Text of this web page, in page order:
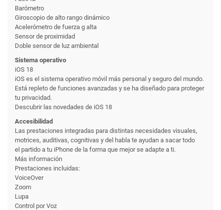
Barómetro
Giroscopio de alto rango dinámico
Acelerómetro de fuerza g alta
Sensor de proximidad
Doble sensor de luz ambiental
Sistema operativo
iOS 18
iOS es el sistema operativo móvil más personal y seguro del mundo.
Está repleto de funciones avanzadas y se ha diseñado para proteger
tu privacidad.
Descubrir las novedades de iOS 18
Accesibilidad
Las prestaciones integradas para distintas necesidades visuales,
motrices, auditivas, cognitivas y del habla te ayudan a sacar todo
el partido a tu iPhone de la forma que mejor se adapte a ti.
Más información
Prestaciones incluidas:
VoiceOver
Zoom
Lupa
Control por Voz